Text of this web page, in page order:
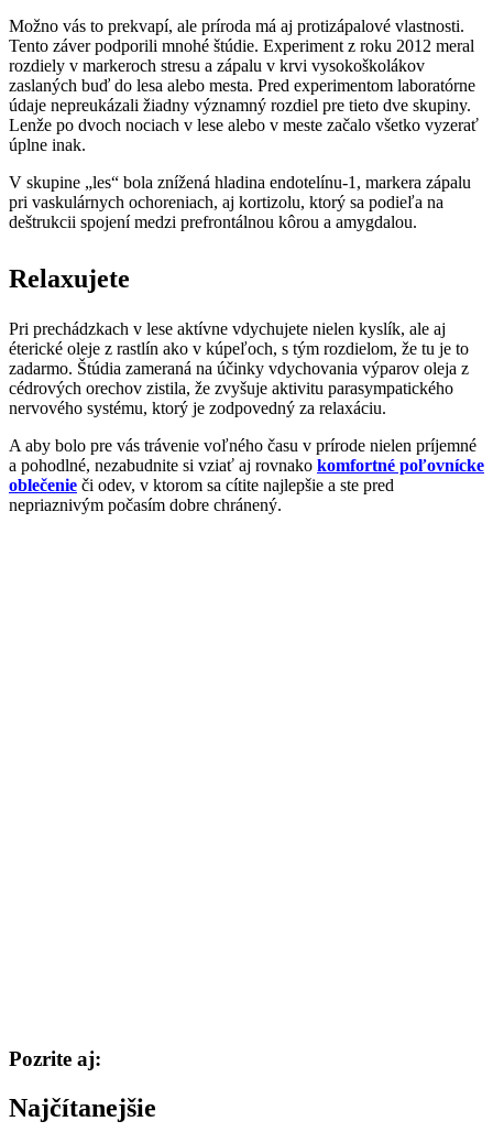
Možno vás to prekvapí, ale príroda má aj protizápalové vlastnosti.
Tento záver podporili mnohé štúdie. Experiment z roku 2012 meral
rozdiely v markeroch stresu a zápalu v krvi vysokoškolákov
zaslaných buď do lesa alebo mesta. Pred experimentom laboratórne
údaje nepreukázali žiadny významný rozdiel pre tieto dve skupiny.
Lenže po dvoch nociach v lese alebo v meste začalo všetko vyzerať
úplne inak.
V skupine „les“ bola znížená hladina endotelínu-1, markera zápalu
pri vaskulárnych ochoreniach, aj kortizolu, ktorý sa podieľa na
deštrukcii spojení medzi prefrontálnou kôrou a amygdalou.
Relaxujete
Pri prechádzkach v lese aktívne vdychujete nielen kyslík, ale aj
éterické oleje z rastlín ako v kúpeľoch, s tým rozdielom, že tu je to
zadarmo. Štúdia zameraná na účinky vdychovania výparov oleja z
cédrových orechov zistila, že zvyšuje aktivitu parasympatického
nervového systému, ktorý je zodpovedný za relaxáciu.
A aby bolo pre vás trávenie voľného času v prírode nielen príjemné
a pohodlné, nezabudnite si vziať aj rovnako komfortné poľovnícke
oblečenie či odev, v ktorom sa cítite najlepšie a ste pred
nepriaznivým počasím dobre chránený.
Pozrite aj:
Najčítanejšie